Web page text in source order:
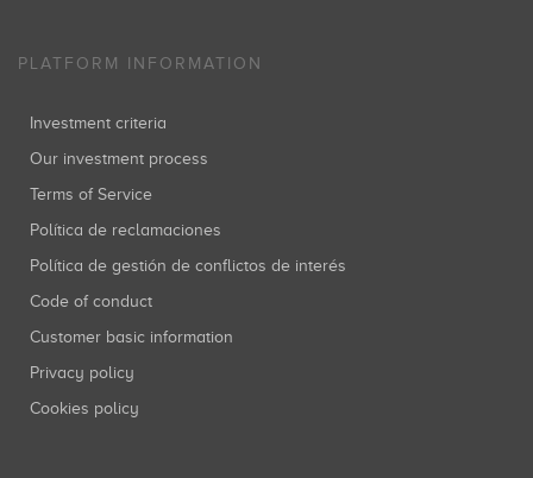
PLATFORM INFORMATION
Investment criteria
Our investment process
Terms of Service
Política de reclamaciones
Política de gestión de conflictos de interés
Code of conduct
Customer basic information
Privacy policy
Cookies policy